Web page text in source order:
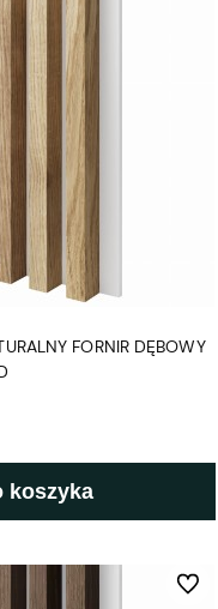
FORNIR DĘBOWY
koszyka
Do